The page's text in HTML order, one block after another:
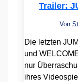
Trailer:
Von
Die letzten
und
nur
ihres